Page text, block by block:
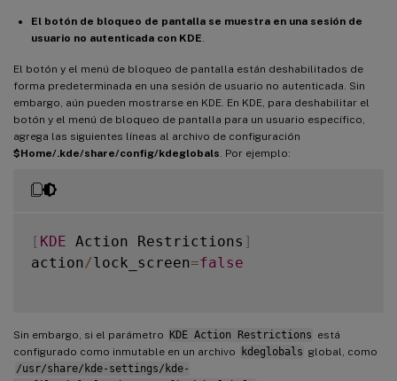
El botón de bloqueo de pantalla se muestra en una sesión de
usuario no autenticada con KDE
El botón y el menú de bloqueo de pantalla están deshabilitados de
forma predeterminada en una sesión de usuario no autenticada. Sin
embargo, aún pueden mostrarse en KDE. En KDE, para deshabilitar el
botón y el menú de bloqueo de pantalla para un usuario específico,
agrega las siguientes líneas al archivo de configuración
$Home/.kde/share/config/kdeglobals . Por ejemplo:
[ KDE Action Restrictions ]
action/lock_screen=false
Sin embargo, si el parámetro KDE Action Restrictions está
configurado como inmutable en un archivo
kdeglobals global, como
/usr/share/kde-settings/kde-